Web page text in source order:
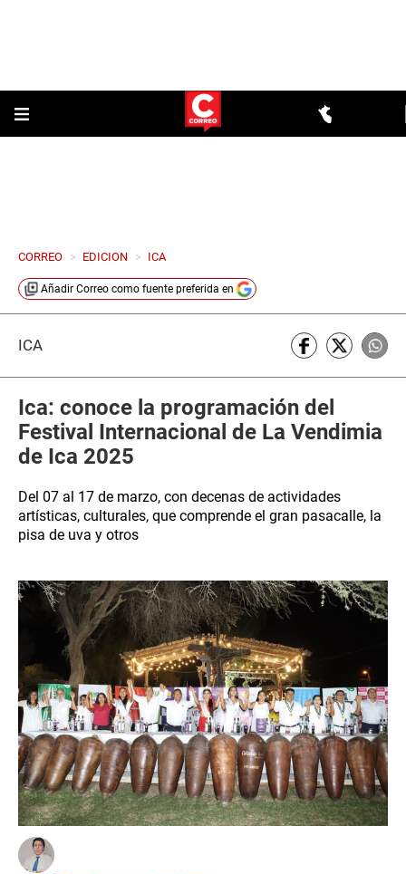
CORREO > EDICION > ICA
Añadir Correo como fuente preferida en
ICA
Ica: conoce la programación del
Festival Internacional de La Vendimia
de Ica 2025
Del 07 al 17 de marzo, con decenas de actividades
artísticas, culturales, que comprende el gran pasacalle, la
pisa de uva y otros